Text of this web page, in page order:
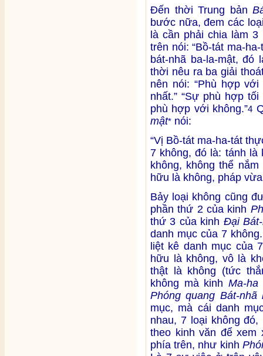
Đến thời Trung bản
bước nữa, đem các
là cần phải chia làm
trên nói: “Bồ-tát ma-
bát-nhã ba-la-mật, đó
thời nêu ra ba giải
nên nói: “Phù hợp
nhất.” “Sự phù hợp
phù hợp với không.”4
mật* nói:
“Vị Bồ-tát ma-ha-tát
7 không, đó là: tánh
không, không thể
hữu là không, pháp
Bảy loại không cũng
phần thứ 2 của kinh
thứ 3 của kinh Đại
danh mục của 7
liệt kê danh mục của
hữu là không, vô là
thật là không (tức
không mà kinh Ma-
Phóng quang Bát-nhã
mục, mà cái danh
nhau, 7 loại không
theo kinh văn để
phía trên, như kinh